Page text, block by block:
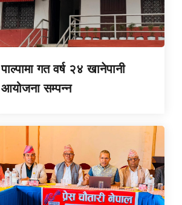
पाल्पामा गत वर्ष २४ खानेपानी
आयोजना सम्पन्न